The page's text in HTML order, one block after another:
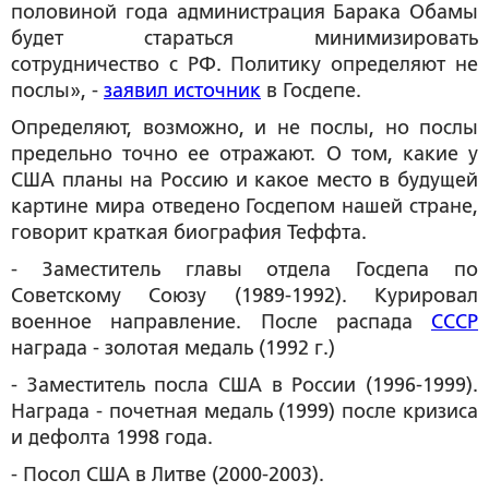
половиной года администрация Барака Обамы
будет стараться минимизировать
сотрудничество с РФ. Политику определяют не
послы», - заявил источник в Госдепе.
Определяют, возможно, и не послы, но послы
предельно точно ее отражают. О том, какие у
США планы на Россию и какое место в будущей
картине мира отведено Госдепом нашей стране,
говорит краткая биография Теффта.
- Заместитель главы отдела Госдепа по
Советскому Союзу (1989-1992). Курировал
военное направление. После распада СССР
награда - золотая медаль (1992 г.)
- Заместитель посла США в России (1996-1999).
Награда - почетная медаль (1999) после кризиса
и дефолта 1998 года.
- Посол США в Литве (2000-2003).